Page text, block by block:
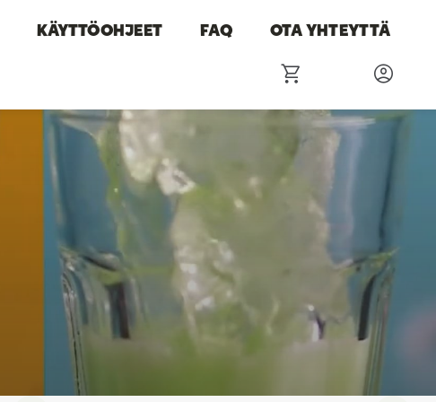
KÄYTTÖOHJEET FAQ OTA YHTEYTTÄ